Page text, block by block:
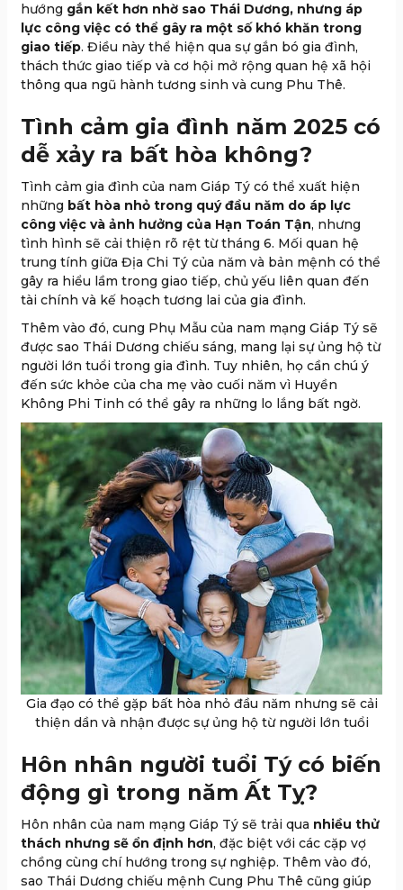
hướng gắn kết hơn nhờ sao Thái Dương, nhưng áp
lực công việc có thể gây ra một số khó khăn trong
giao tiếp. Điều này thể hiện qua sự gắn bó gia đình,
thách thức giao tiếp và cơ hội mở rộng quan hệ xã hội
thông qua ngũ hành tương sinh và cung Phu Thê.
Tình cảm gia đình năm 2025 có
dễ xảy ra bất hòa không?
Tình cảm gia đình của nam Giáp Tý có thể xuất hiện
những bất hòa nhỏ trong quý đầu năm do áp lực
công việc và ảnh hưởng của Hạn Toán Tận, nhưng
tình hình sẽ cải thiện rõ rệt từ tháng 6. Mối quan hệ
trung tính giữa Địa Chi Tý của năm và bản mệnh có thể
gây ra hiểu lầm trong giao tiếp, chủ yếu liên quan đến
tài chính và kế hoạch tương lai của gia đình.
Thêm vào đó, cung Phụ Mẫu của nam mạng Giáp Tý sẽ
được sao Thái Dương chiếu sáng, mang lại sự ủng hộ từ
người lớn tuổi trong gia đình. Tuy nhiên, họ cần chú ý
đến sức khỏe của cha mẹ vào cuối năm vì Huyền
Không Phi Tinh có thể gây ra những lo lắng bất ngờ.
Gia đạo có thể gặp bất hòa nhỏ đầu năm nhưng sẽ cải
thiện dần và nhận được sự ủng hộ từ người lớn tuổi
Hôn nhân người tuổi Tý có biến
động gì trong năm Ất Tỵ?
Hôn nhân của nam mạng Giáp Tý sẽ trải qua nhiều thử
thách nhưng sẽ ổn định hơn, đặc biệt với các cặp vợ
chồng cùng chí hướng trong sự nghiệp. Thêm vào đó,
sao Thái Dương chiếu mệnh Cung Phu Thê cũng giúp